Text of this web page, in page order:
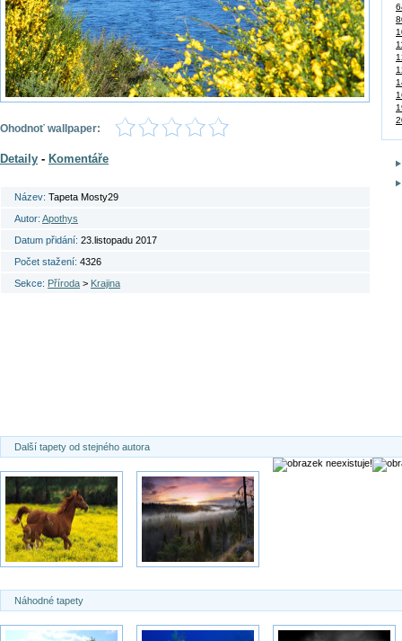
Ohodnoť wallpaper:
Detaily - Komentáře
Název: Tapeta Mosty29
Autor: Apothys
Datum přidání: 23.listopadu 2017
Počet stažení: 4326
Sekce: Příroda > Krajina
Další tapety od stejného autora
Náhodné tapety